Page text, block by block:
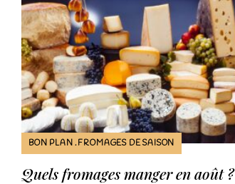
BON PLAN FROMAGES DE SAISON
Quels fromages manger en août ?
*